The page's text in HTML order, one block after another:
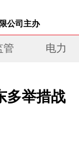
限公司主办
管 电力
多举措战